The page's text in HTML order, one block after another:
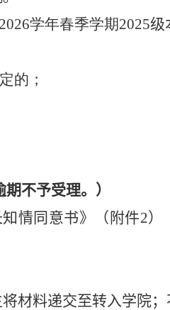
2026学年春季学期2025级
的；
期不予受理。 ）
情同意书》 （ 附件2）
材料递交至转入学院；